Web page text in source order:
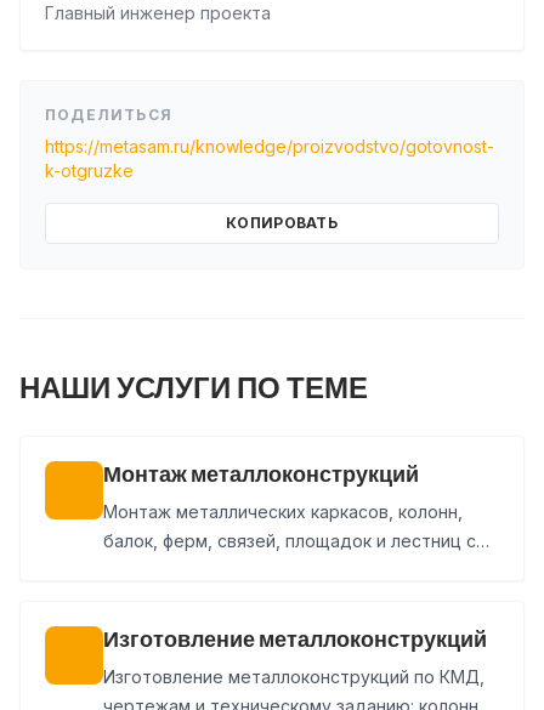
Главный инженер проекта
ПОДЕЛИТЬСЯ
https://metasam.ru/knowledge/proizvodstvo/gotovnost-
k-otgruzke
КОПИРОВАТЬ
НАШИ УСЛУГИ ПО ТЕМЕ
Монтаж металлоконструкций
Монтаж металлических каркасов, колонн,
балок, ферм, связей, площадок и лестниц с
Изготовление металлоконструкций
Изготовление металлоконструкций по КМД,
чертежам и техническому заданию: колонны,